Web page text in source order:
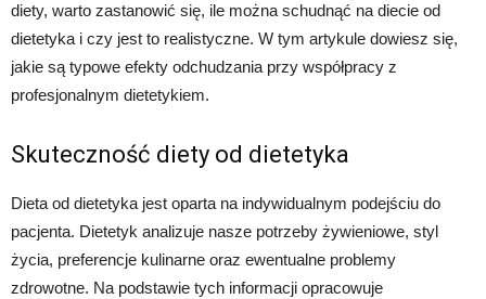
diety, warto zastanowić się, ile można schudnąć na diecie od
dietetyka i czy jest to realistyczne. W tym artykule dowiesz się,
jakie są typowe efekty odchudzania przy współpracy z
profesjonalnym dietetykiem.
Skuteczność diety od dietetyka
Dieta od dietetyka jest oparta na indywidualnym podejściu do
pacjenta. Dietetyk analizuje nasze potrzeby żywieniowe, styl
życia, preferencje kulinarne oraz ewentualne problemy
zdrowotne. Na podstawie tych informacji opracowuje